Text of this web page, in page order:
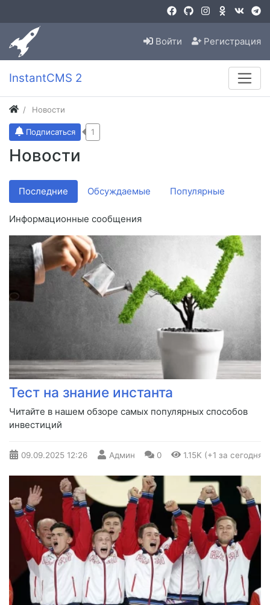
Войти Регистрация
InstantCMS 2
Новости
Новости
Подписаться 1
Последние Обсуждаемые Популярные
Информационные сообщения
Тест на знание инстанта
Читайте в нашем обзоре самых популярных способов
инвестиций
09.09.2025 12:26 Админ 0 1.15K (+1 за сегодня)